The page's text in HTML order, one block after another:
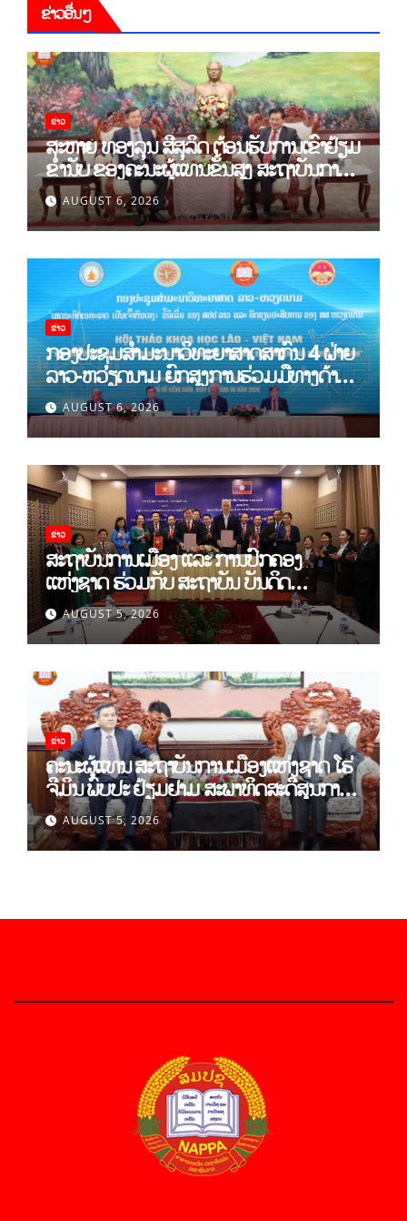
ຂ່າວອື່ນໆ
ຂ່າວ
ສະຫາຍ ທອງລຸນ ສີສຸລິດ ຕ້ອນຮັບການເຂົ້າຢ້ຽມ
ຂຳ່ນັບ ຂອງຄະນະຜູ້ແທນຂັ້ນສູງ ສະຖາບັນການ
ເມືອງແຫ່ງຊາດ ໂຮ່ຈີມິນ ແລະ ສະຖາບັນບັນດິດ
ວິທະຍາສາດສັງຄົມຫວຽດນາມ
AUGUST 6, 2026
ຂ່າວ
ກອງປະຊຸມສໍາມະນາວິທະຍາສາດສາກົນ 4 ຝ່າຍ
ລາວ-ຫວຽດນາມ ຍົກສູງການຮ່ວມມືທາງດ້ານ
ທິດສະດີ ແລະ ພຶດຕິກໍາ ລາວ-ຫວຽດນາມ ແນໃສ່
ສ້າງເສດຖະກິດເອກະລາດເປັນເຈົ້າຕົນເອງຢ່າງ
ເຂັ້ມແຂງ
AUGUST 6, 2026
ຂ່າວ
ສະຖາບັນການເມືອງ ແລະ ການປົກຄອງ
ແຫ່ງຊາດ ຮ່ວມກັບ ສະຖາບັນ ບັນດິດ
ວິທະຍາສາດສັງຄົມ ຫວຽດນາມ ເຊັນບົດບັນທຶກ
ການຮ່ວມມືທາງດ້ານວິທະຍາສາດ (2026-
2030)
AUGUST 5, 2026
ຂ່າວ
ຄະນະຜູ້ແທນ ສະຖາບັນການເມືອງແຫ່ງຊາດ ໂຮ່
ຈີມິນ ພົບປະ ຢ້ຽມຢາມ ສະພາທິດສະດີສູນກາງ
ພັກAUGUST 5, 2026